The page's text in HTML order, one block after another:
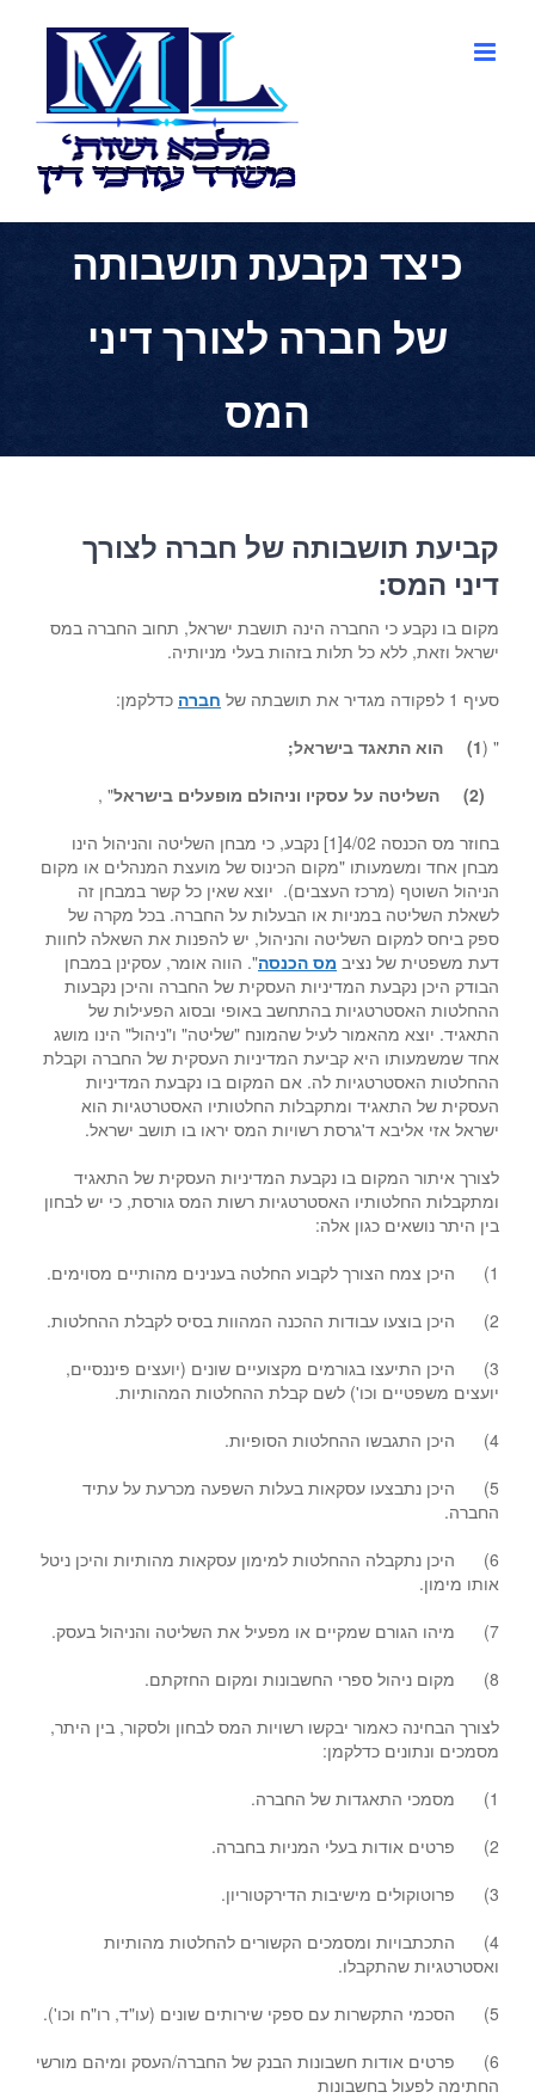
כיצד נקבעת תושבותה
של חברה לצורך דיני
המס
קביעת תושבותה של חברה לצורך
דיני המס:
מקום בו נקבע כי החברה הינה תושבת ישראל, תחוב החברה במס
ישראל וזאת, ללא כל תלות בזהות בעלי מניותיה.
סעיף 1 לפקודה מגדיר את תושבתה של
חברה כדלקמן:
" (1) הוא התאגד בישראל;
(2) השליטה על עסקיו וניהולם מופעלים בישראל
" ,
בחוזר מס הכנסה 4/02[1] נקבע, כי מבחן השליטה והניהול הינו
מבחן אחד ומשמעותו "מקום הכינוס של מועצת המנהלים או מקום
הניהול השוטף (מרכז העצבים). יוצא שאין כל קשר במבחן זה
לשאלת השליטה במניות או הבעלות על החברה. בכל מקרה של
ספק ביחס למקום השליטה והניהול, יש להפנות את השאלה לחוות
דעת משפטית של נציב מס הכנסה". הווה אומר, עסקינן במבחן
הבודק היכן נקבעת המדיניות העסקית של החברה והיכן נקבעות
ההחלטות האסטרטגיות בהתחשב באופי ובסוג הפעילות של
התאגיד. יוצא מהאמור לעיל שהמונח "שליטה" ו"ניהול" הינו מושג
אחד שמשמעותו היא קביעת המדיניות העסקית של החברה וקבלת
ההחלטות האסטרטגיות לה. אם המקום בו נקבעת המדיניות
העסקית של התאגיד ומתקבלות החלטותיו האסטרטגיות הוא
ישראל אזי אליבא ד'גרסת רשויות המס יראו בו תושב ישראל.
לצורך איתור המקום בו נקבעת המדיניות העסקית של התאגיד
ומתקבלות החלטותיו האסטרטגיות רשות המס גורסת, כי יש לבחון
בין היתר נושאים כגון אלה:
1) היכן צמח הצורך לקבוע החלטה בענינים מהותיים מסוימים.
2) היכן בוצעו עבודות ההכנה המהוות בסיס לקבלת ההחלטות.
3) היכן התיעצו בגורמים מקצועיים שונים (יועצים פיננסיים,
יועצים משפטיים וכו') לשם קבלת ההחלטות המהותיות.
4) היכן התגבשו ההחלטות הסופיות.
5) היכן נתבצעו עסקאות בעלות השפעה מכרעת על עתיד
החברה.
6) היכן נתקבלה ההחלטות למימון עסקאות מהותיות והיכן ניטל
אותו מימון.
7) מיהו הגורם שמקיים או מפעיל את השליטה והניהול בעסק.
8) מקום ניהול ספרי החשבונות ומקום החזקתם.
לצורך הבחינה כאמור יבקשו רשויות המס לבחון ולסקור, בין היתר,
מסמכים ונתונים כדלקמן:
1) מסמכי התאגדות של החברה.
2) פרטים אודות בעלי המניות בחברה.
3) פרוטוקולים מישיבות הדירקטוריון.
4) התכתבויות ומסמכים הקשורים להחלטות מהותיות
ואסטרטגיות שהתקבלו.
5) הסכמי התקשרות עם ספקי שירותים שונים (עו"ד, רו"ח וכו').
6) פרטים אודות חשבונות הבנק של החברה/העסק ומיהם מורשי
החתימה לפעול בחשבונות